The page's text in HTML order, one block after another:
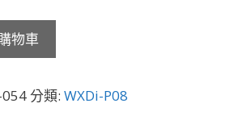
物車
分類: WXDi-P08